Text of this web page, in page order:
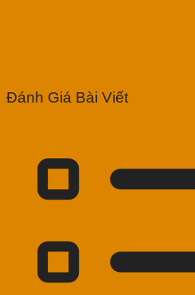
Đánh Giá Bài Viết